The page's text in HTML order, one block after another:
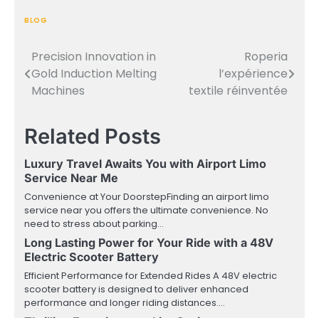
BLOG
Post
navigation
Precision Innovation in
Gold Induction Melting
Machines
Roperia
l’expérience
textile réinventée
Related Posts
Luxury Travel Awaits You with Airport Limo
Service Near Me
Convenience at Your DoorstepFinding an airport limo
service near you offers the ultimate convenience. No
need to stress about parking…
Long Lasting Power for Your Ride with a 48V
Electric Scooter Battery
Efficient Performance for Extended Rides A 48V electric
scooter battery is designed to deliver enhanced
performance and longer riding distances.…